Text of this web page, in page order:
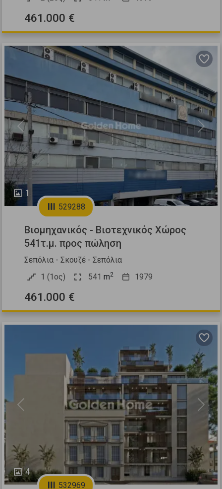
461.000 €
1
Previous Next
529288
Βιομηχανικός - Βιοτεχνικός Χώρος
541τ.μ. προς πώληση
Σεπόλια - Σκουζέ - Σεπόλια
1 (1ος)
541 m2 1979
461.000 €
4
Previous Next
532969